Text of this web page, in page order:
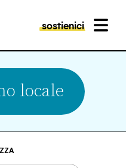
sostienici MENU
locale